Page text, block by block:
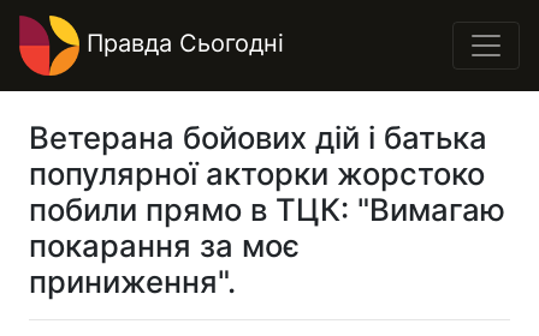
Правда Сьогодні
Ветерана бойових дій і батька
популярної акторки жорстоко
побили прямо в ТЦК: "Вимагаю
покарання за моє
приниження".